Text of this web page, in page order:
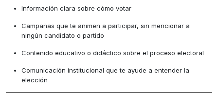
Información clara sobre cómo votar
Campañas que te animen a participar, sin mencionar a
ningún candidato o partido
Contenido educativo o didáctico sobre el proceso electoral
Comunicación institucional que te ayude a entender la
elección